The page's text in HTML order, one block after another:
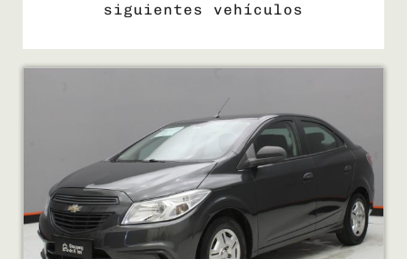
COMPRÁ
VENDÉ
FINANCIÁ
siguientes vehículos